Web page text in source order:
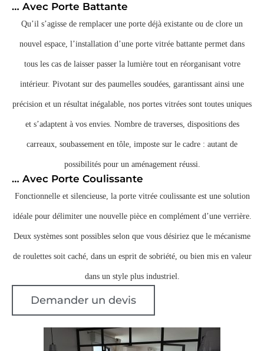
… Avec Porte Battante
Qu’il s’agisse de remplacer une porte déjà existante ou de clore un
nouvel espace, l’installation d’une porte vitrée battante permet dans
tous les cas de laisser passer la lumière tout en réorganisant votre
intérieur. Pivotant sur des paumelles soudées, garantissant ainsi une
précision et un résultat inégalable, nos portes vitrées sont toutes uniques
et s’adaptent à vos envies. Nombre de traverses, dispositions des
carreaux, soubassement en tôle, imposte sur le cadre : autant de
possibilités pour un aménagement réussi.
… Avec Porte Coulissante
Fonctionnelle et silencieuse, la porte vitrée coulissante est une solution
idéale pour délimiter une nouvelle pièce en complément d’une verrière.
Deux systèmes sont possibles selon que vous désiriez que le mécanisme
de roulettes soit caché, dans un esprit de sobriété, ou bien mis en valeur
dans un style plus industriel.
Demander un devis